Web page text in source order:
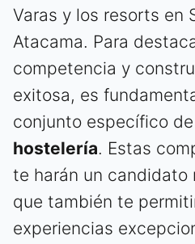
Varas y los resorts en
Atacama. Para
competencia y
exitosa, es
conjunto específico de
hostelería. Estas
te harán un candidato
que también te
experiencias